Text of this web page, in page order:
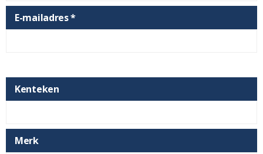
E-mailadres *
Kenteken
Merk